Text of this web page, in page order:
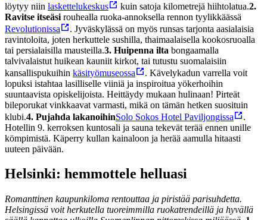
löytyy niin laskettelukeskus kuin satoja kilometrejä hiihtolatua.2.
Ravitse itseäsi rouhealla ruoka-annoksella rennon tyylikkäässä
Revolutionissa
. Jyväskylässä on myös runsas tarjonta aasialaisia
ravintoloita, joten herkuttele sushilla, thaimaalaisella kookosruoalla
tai persialaisilla mausteilla.3. Huipenna ilta bongaamalla
talvivalaistut huikean kauniit kirkot, tai tutustu suomalaisiin
kansallispukuihin käsityömuseossa
. Kävelykadun varrella voit
lopuksi istahtaa lasilliselle viiniä ja inspiroitua yökerhoihin
suuntaavista opiskelijoista. Heittäydy mukaan hulinaan! Pirteät
bileporukat vinkkaavat varmasti, mikä on tämän hetken suosituin
klubi.4. Pujahda lakanoihinSolo Sokos Hotel Paviljongissa
.
Hotellin 9. kerroksen kuntosali ja sauna tekevät terää ennen unille
kömpimistä. Käperry kullan kainaloon ja herää aamulla hitaasti
uuteen päivään.
Helsinki: hemmottele helluasi
Romanttinen kaupunkiloma rentouttaa ja piristää parisuhdetta.
Helsingissä voit herkutella tuoreimmilla ruokatrendeillä ja hyvällä